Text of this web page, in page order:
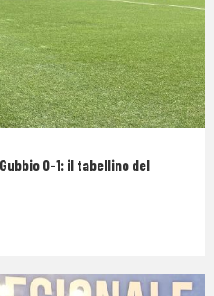
0-1: il tabellino del